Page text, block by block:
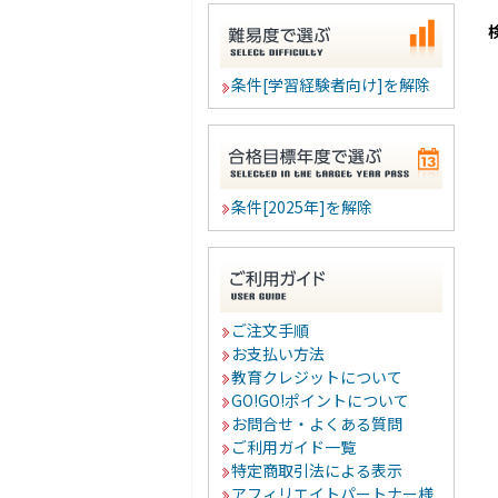
条件[学習経験者向け]を解除
条件[2025年]を解除
ご注文手順
お支払い方法
教育クレジットについて
GO!GO!ポイントについて
お問合せ・よくある質問
ご利用ガイド一覧
特定商取引法による表示
アフィリエイトパートナー様